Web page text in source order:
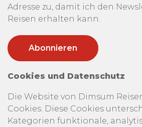
Adresse zu, damit ich den
Reisen erhalten kann.
Cookies und Datenschutz
Die Website von Dimsum
Cookies. Diese Cookies
Kategorien funktionale,